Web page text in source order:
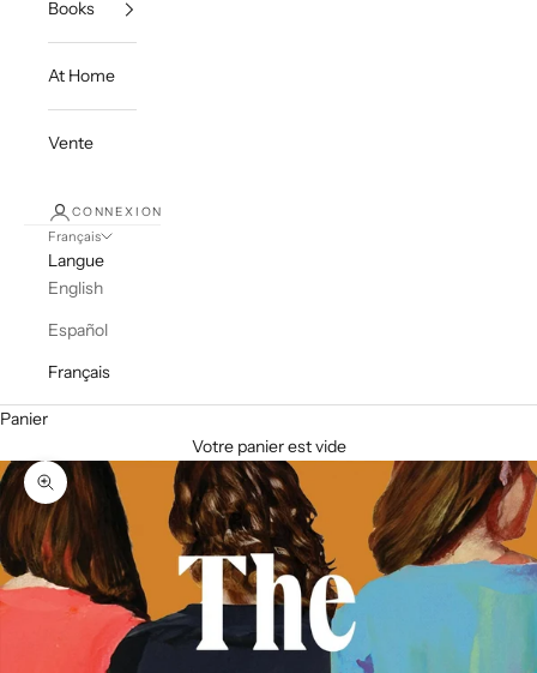
Books
At Home
Vente
CONNEXION
Français
Langue
English
Español
Français
Panier
Votre panier est vide
Zoomer sur l'image